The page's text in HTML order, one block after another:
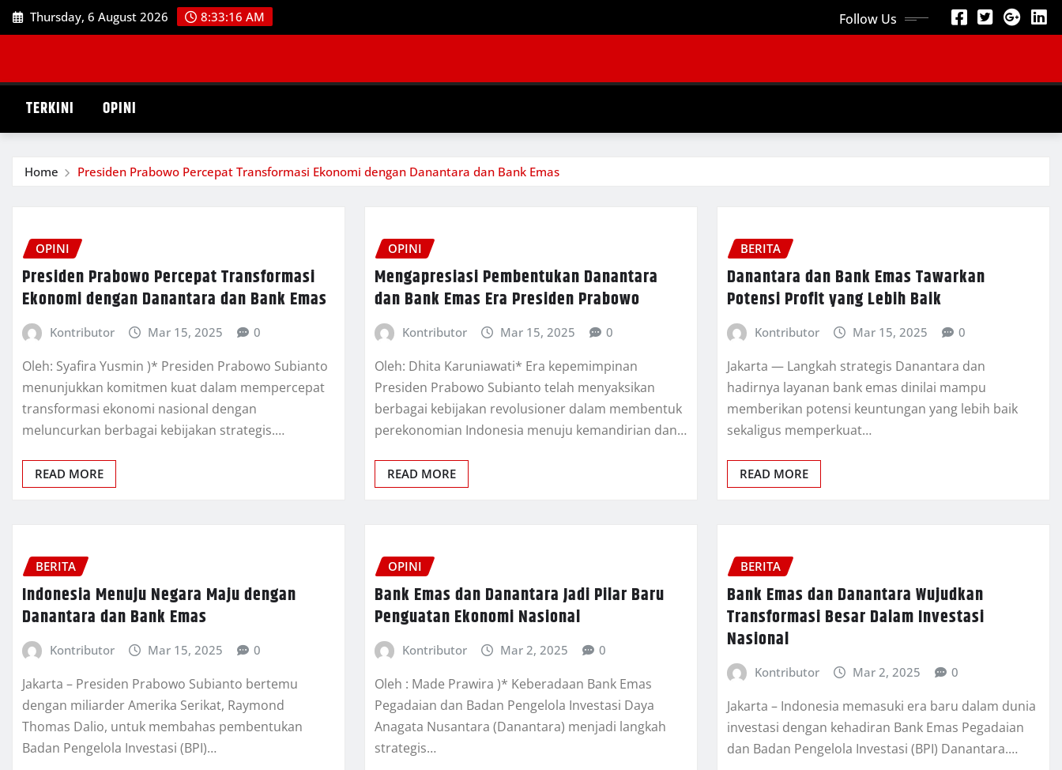
Skip
to
Thursday, 6 August 2026 8:33:17 AM Follow Us
TERKINI OPINI
Home Presiden Prabowo Percepat Transformasi Ekonomi dengan Danantara dan Bank Emas
OPINI
Presiden Prabowo Percepat Transformasi
Ekonomi dengan Danantara dan Bank Emas
Kontributor Mar 15, 2025 0
Oleh: Syafira Yusmin )* Presiden Prabowo Subianto
menunjukkan komitmen kuat dalam mempercepat
transformasi ekonomi nasional dengan
meluncurkan berbagai kebijakan strategis.…
READ MORE
OPINI
Mengapresiasi Pembentukan Danantara
dan Bank Emas Era Presiden Prabowo
Kontributor Mar 15, 2025 0
Oleh: Dhita Karuniawati* Era kepemimpinan
Presiden Prabowo Subianto telah menyaksikan
berbagai kebijakan revolusioner dalam membentuk
perekonomian Indonesia menuju kemandirian dan…
READ MORE
BERITA
Danantara dan Bank Emas Tawarkan
Potensi Profit yang Lebih Baik
Kontributor Mar 15, 2025 0
Jakarta — Langkah strategis Danantara dan
hadirnya layanan bank emas dinilai mampu
memberikan potensi keuntungan yang lebih baik
sekaligus memperkuat…
READ MORE
BERITA
Indonesia Menuju Negara Maju dengan
Danantara dan Bank Emas
Kontributor Mar 15, 2025 0
Jakarta – Presiden Prabowo Subianto bertemu
dengan miliarder Amerika Serikat, Raymond
Thomas Dalio, untuk membahas pembentukan
Badan Pengelola Investasi (BPI)…
OPINI
Bank Emas dan Danantara Jadi Pilar Baru
Penguatan Ekonomi Nasional
Kontributor Mar 2, 2025 0
Oleh : Made Prawira )* Keberadaan Bank Emas
Pegadaian dan Badan Pengelola Investasi Daya
Anagata Nusantara (Danantara) menjadi langkah
strategis…
BERITA
Bank Emas dan Danantara Wujudkan
Transformasi Besar Dalam Investasi
Nasional
Kontributor Mar 2, 2025 0
Jakarta – Indonesia memasuki era baru dalam dunia
investasi dengan kehadiran Bank Emas Pegadaian
dan Badan Pengelola Investasi (BPI) Danantara.…